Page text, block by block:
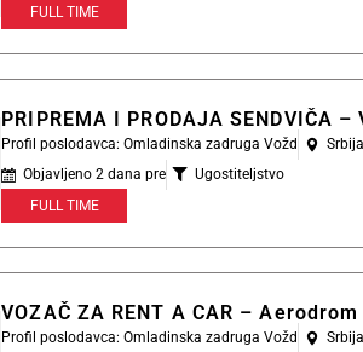
FULL TIME
PRIPREMA I PRODAJA SENDVIČA –
Profil poslodavca: Omladinska zadruga Vožd
Srbija
Objavljeno 2 dana pre
Ugostiteljstvo
FULL TIME
VOZAČ ZA RENT A CAR –
Profil poslodavca: Omladinska zadruga Vožd Srbija